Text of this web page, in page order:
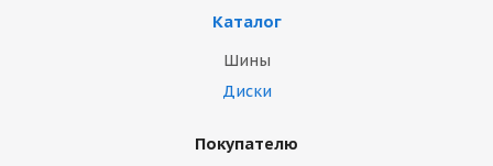
Каталог
Шины
Диски
Покупателю